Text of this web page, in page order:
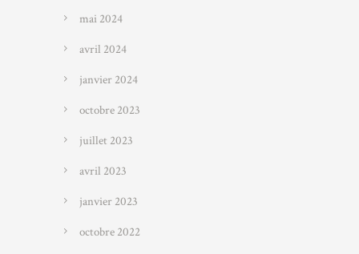
mai 2024
avril 2024
janvier 2024
octobre 2023
juillet 2023
avril 2023
janvier 2023
octobre 2022